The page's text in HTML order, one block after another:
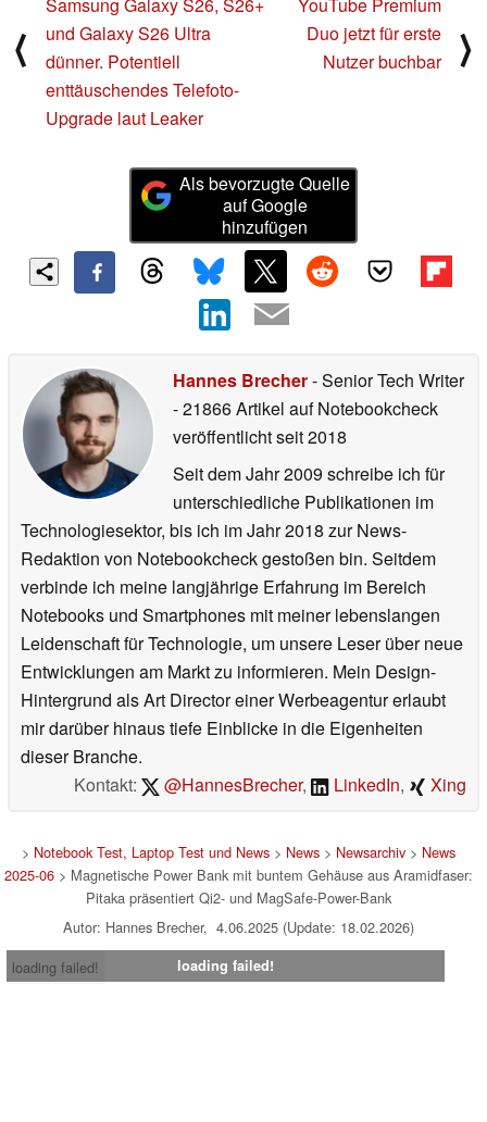
⟨
und Galaxy S26 Ultra
dünner. Potentiell
enttäuschendes Telefoto-
Upgrade laut Leaker
Duo jetzt für erste
Nutzer buchbar
⟩
Als bevorzugte Quelle
auf Google
hinzufügen
Hannes Brecher- Senior Tech Writer
- 21866 Artikel auf Notebookcheck
veröffentlichtseit 2018
Seit dem Jahr 2009 schreibe ich für
unterschiedliche Publikationen im
Technologiesektor, bis ich im Jahr 2018 zur News-
Redaktion von Notebookcheck gestoßen bin. Seitdem
verbinde ich meine langjährige Erfahrung im Bereich
Notebooks und Smartphones mit meiner lebenslangen
Leidenschaft für Technologie, um unsere Leser über neue
Entwicklungen am Markt zu informieren. Mein Design-
Hintergrund als Art Director einer Werbeagentur erlaubt
mir darüber hinaus tiefe Einblicke in die Eigenheiten
dieser Branche.
Kontakt:
@HannesBrecher, LinkedIn, Xing
> Notebook Test, Laptop Test und News> News> Newsarchiv> News
2025-06> Magnetische Power Bank mit buntem Gehäuse aus Aramidfaser:
Pitaka präsentiert Qi2- und MagSafe-Power-Bank
Autor: Hannes Brecher, 4.06.2025 (Update: 18.02.2026)
loading failed!
loading failed!